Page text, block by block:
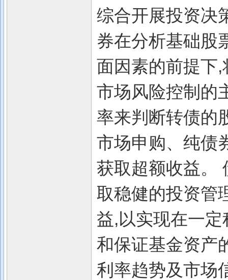
综合开展投资决
券在分析基础股
面因素的前提下
市场风险控制的
率来判断转债的
市场申购、纯债
获取超额收益。
取稳健的投资管
益,以实现在一
和保证基金资产
利率趋势及市场